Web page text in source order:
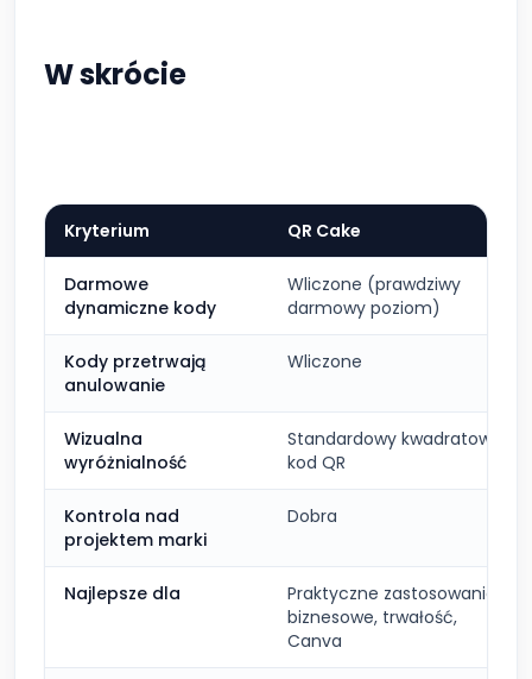
W skrócie
Kryterium QR Cake
Darmowe
dynamiczne kody
Wliczone (prawdziwy
darmowy poziom)
Kody przetrwają
anulowanie
Wliczone
Wizualna
wyróżnialność
Standardowy kwadratowy
kod QR
Kontrola nad
projektem marki
Dobra
Najlepsze dla
Praktyczne zastosowanie
biznesowe, trwałość,
Canva